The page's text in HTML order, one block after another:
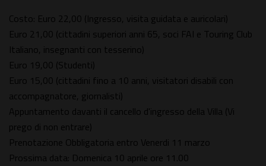
Costo: Euro 22,00 (Ingresso, visita guidata e auricolari)
Euro 21,00 (cittadini superiori anni 65, soci FAI e Touring Club
Italiano, insegnanti con tesserino)
Euro 19,00 (Studenti)
Euro 15,00 (cittadini fino a 10 anni, visitatori disabili con
accompagnatore, giornalisti)
Appuntamento davanti il cancello d'ingresso della Villa (Vi
prego di non entrare)
Prenotazione Obbligatoria entro Venerdi 11 marzo
Prossima data: Domenica 10 aprile ore 11.00